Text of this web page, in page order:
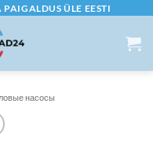
ÜLE EESTI
насосы